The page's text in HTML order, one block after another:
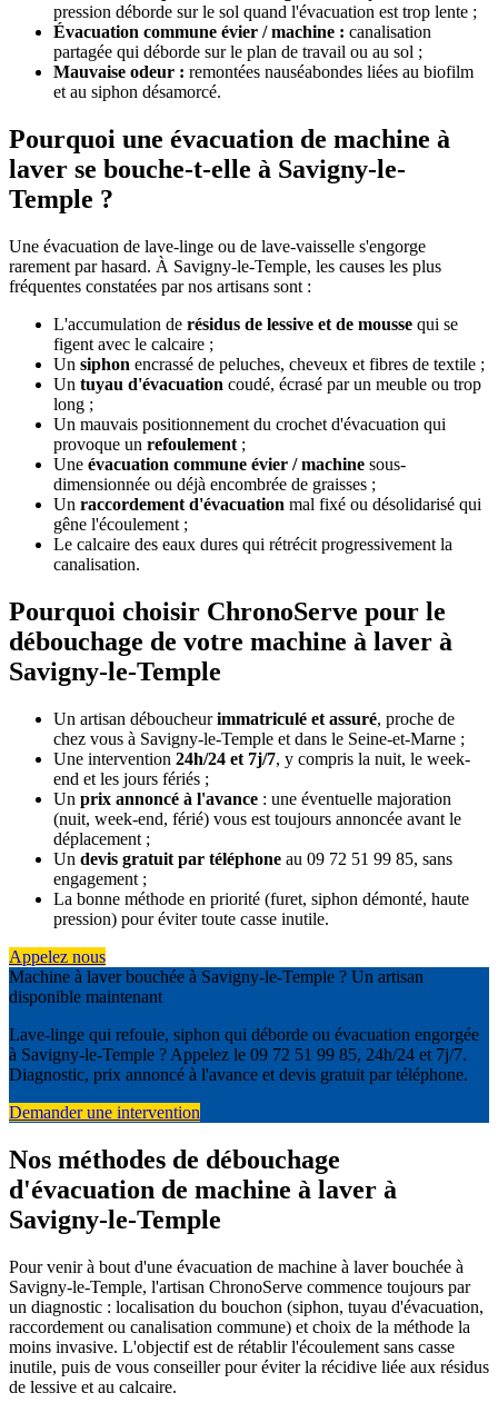
pression déborde sur le sol quand l'évacuation est trop lente ;
Évacuation commune évier / machine : canalisation
partagée qui déborde sur le plan de travail ou au sol ;
Mauvaise odeur : remontées nauséabondes liées au biofilm
et au siphon désamorcé.
Pourquoi une évacuation de machine à
laver se bouche-t-elle à Savigny-le-
Temple ?
Une évacuation de lave-linge ou de lave-vaisselle s'engorge
rarement par hasard. À Savigny-le-Temple, les causes les plus
fréquentes constatées par nos artisans sont :
L'accumulation de résidus de lessive et de mousse qui se
figent avec le calcaire ;
Un siphon encrassé de peluches, cheveux et fibres de textile ;
Un tuyau d'évacuation coudé, écrasé par un meuble ou trop
long ;
Un mauvais positionnement du crochet d'évacuation qui
provoque un refoulement ;
Une évacuation commune évier / machine sous-
dimensionnée ou déjà encombrée de graisses ;
Un raccordement d'évacuation mal fixé ou désolidarisé qui
gêne l'écoulement ;
Le calcaire des eaux dures qui rétrécit progressivement la
canalisation.
Pourquoi choisir ChronoServe pour le
débouchage de votre machine à laver à
Savigny-le-Temple
Un artisan déboucheurimmatriculé et assuré, proche de
chez vous à Savigny-le-Temple et dans le Seine-et-Marne ;
Une intervention 24h/24 et 7j/7, y compris la nuit, le week-
end et les jours fériés ;
Un prix annoncé à l'avance : une éventuelle majoration
(nuit, week-end, férié) vous est toujours annoncée avant le
déplacement ;
Un devis gratuit par téléphone au 09 72 51 99 85, sans
engagement ;
La bonne méthode en priorité (furet, siphon démonté, haute
pression) pour éviter toute casse inutile.
Appelez nous
Machine à laver bouchée à Savigny-le-Temple ? Un artisan
disponible maintenant
Lave-linge qui refoule, siphon qui déborde ou évacuation engorgée
à Savigny-le-Temple ? Appelez le 09 72 51 99 85, 24h/24 et 7j/7.
Diagnostic, prix annoncé à l'avance et devis gratuit par téléphone.
Demander une intervention
Nos méthodes de débouchage
d'évacuation de machine à laver à
Savigny-le-Temple
Pour venir à bout d'une évacuation de machine à laver bouchée à
Savigny-le-Temple, l'artisan ChronoServe commence toujours par
un diagnostic : localisation du bouchon (siphon, tuyau d'évacuation,
raccordement ou canalisation commune) et choix de la méthode la
moins invasive. L'objectif est de rétablir l'écoulement sans casse
inutile, puis de vous conseiller pour éviter la récidive liée aux résidus
de lessive et au calcaire.